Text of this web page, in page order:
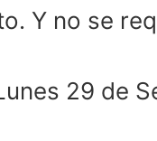
Y no se
29 de